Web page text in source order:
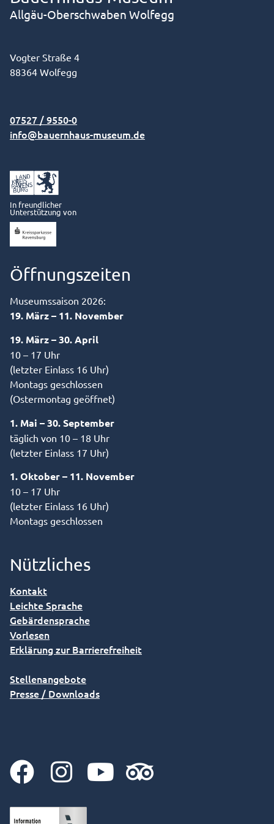
erhält bei uns ein Gesicht und
menschliche Schicksale behalten
Teilnahme ist kostenlos.
Anmeldung nicht erforderlich.
Allgäu-Oberschwaben Wolfegg
Vogter Straße 4
88364 Wolfegg
07527 / 9550-0
info@bauernhaus-museum.de
In freundlicher
Unterstützung von
Öffnungszeiten
Museumssaison 2026:
19. März – 11. November
19. März – 30. April
10 – 17 Uhr
(letzter Einlass 16 Uhr)
Montags geschlossen
(Ostermontag geöffnet)
1. Mai – 30. September
täglich von 10 – 18 Uhr
(letzter Einlass 17 Uhr)
1. Oktober – 11. November
10 – 17 Uhr
(letzter Einlass 16 Uhr)
Montags geschlossen
Nützliches
Kontakt
Leichte Sprache
Gebärdensprache
Vorlesen
Erklärung zur Barrierefreiheit
Stellenangebote
Presse / Downloads